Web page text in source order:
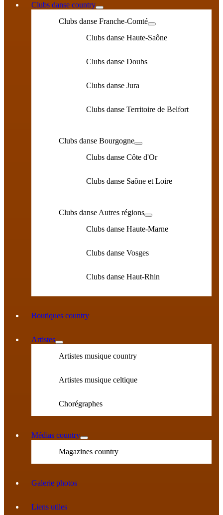
Clubs danse country
Clubs danse Franche-Comté
Clubs danse Haute-Saône
Clubs danse Doubs
Clubs danse Jura
Clubs danse Territoire de Belfort
Clubs danse Bourgogne
Clubs danse Côte d'Or
Clubs danse Saône et Loire
Clubs danse Autres régions
Clubs danse Haute-Marne
Clubs danse Vosges
Clubs danse Haut-Rhin
Boutiques country
Artistes
Artistes musique country
Artistes musique celtique
Chorégraphes
Médias country
Magazines country
Galerie photos
Liens utiles